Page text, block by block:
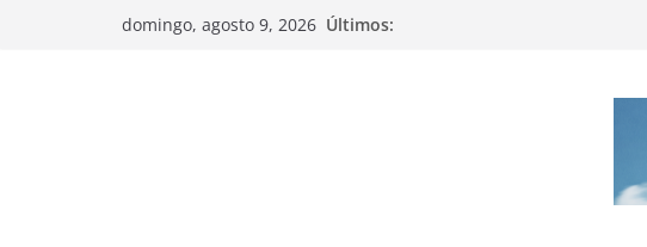
domingo, agosto 9, 2026 Últimos: